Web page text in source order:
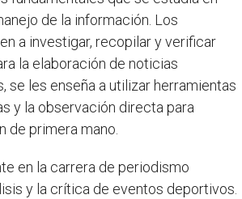
de la información. Los
a investigar, recopilar y verificar
la elaboración de noticias
se les enseña a utilizar herramientas
y la observación directa para
de primera mano.
en la carrera de periodismo
y la crítica de eventos deportivos.